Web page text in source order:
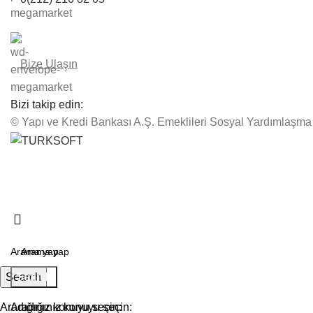
Bize Ulaşın
Bizi takip edin:
© Yapı ve Kredi Bankası A.Ş. Emeklileri Sosyal
Search
Aradığınız konuyu seçin:
Search
Aradığınız konuyu seçin: